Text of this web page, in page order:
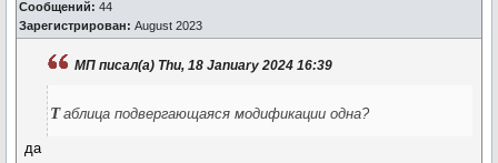
Сообщений: 44
Зарегистрирован: August 2023
МП писал(а) Thu, 18 January 2024 16:39
таблица подвергающаяся модификации одна?
да